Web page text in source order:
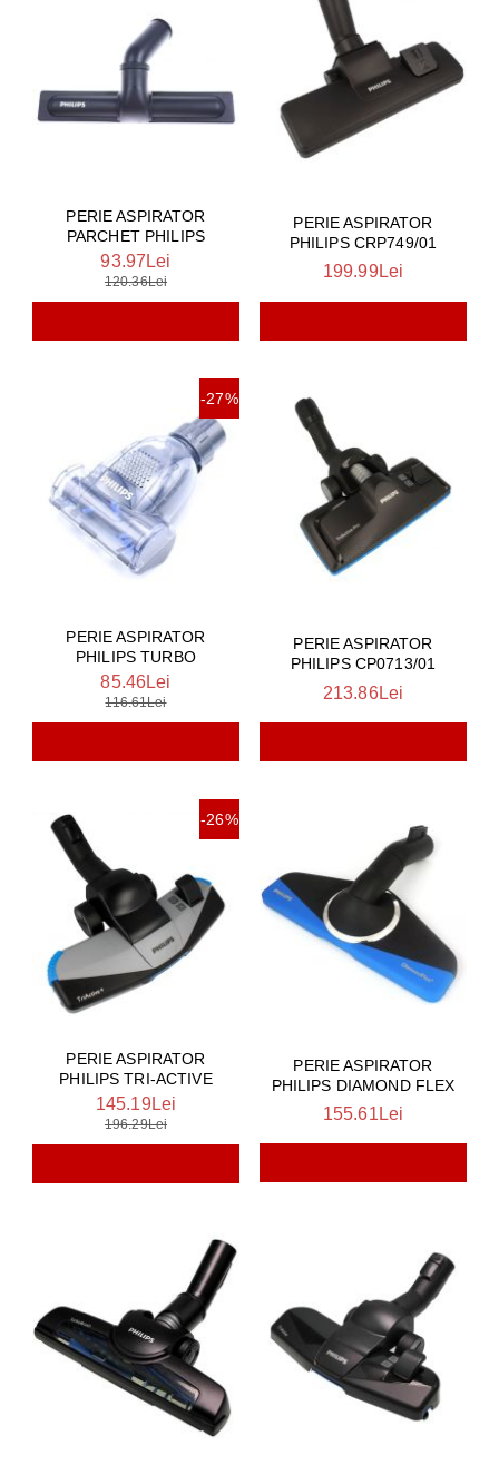
PERIE ASPIRATOR
PARCHET PHILIPS
93.97Lei
120.36Lei
PERIE ASPIRATOR
PHILIPS CRP749/01
199.99Lei
-27%
PERIE ASPIRATOR
PHILIPS TURBO
85.46Lei
116.61Lei
PERIE ASPIRATOR
PHILIPS CP0713/01
213.86Lei
-26%
PERIE ASPIRATOR
PHILIPS TRI-ACTIVE
145.19Lei
196.29Lei
PERIE ASPIRATOR
PHILIPS DIAMOND FLEX
155.61Lei